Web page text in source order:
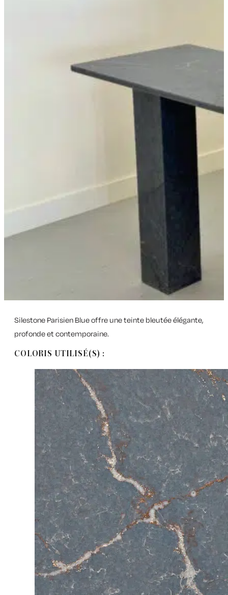
Silestone Parisien Blue offre une teinte bleutée élégante,
profonde et contemporaine.
COLORIS UTILISÉ(S) :